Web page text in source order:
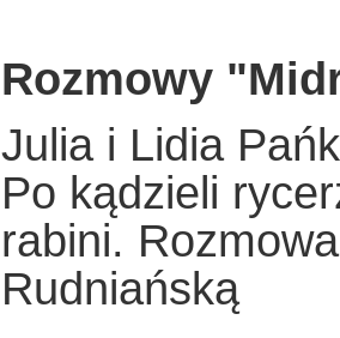
Rozmowy
Julia i Lidia
Po kądzieli
rabini.
Rudniańską